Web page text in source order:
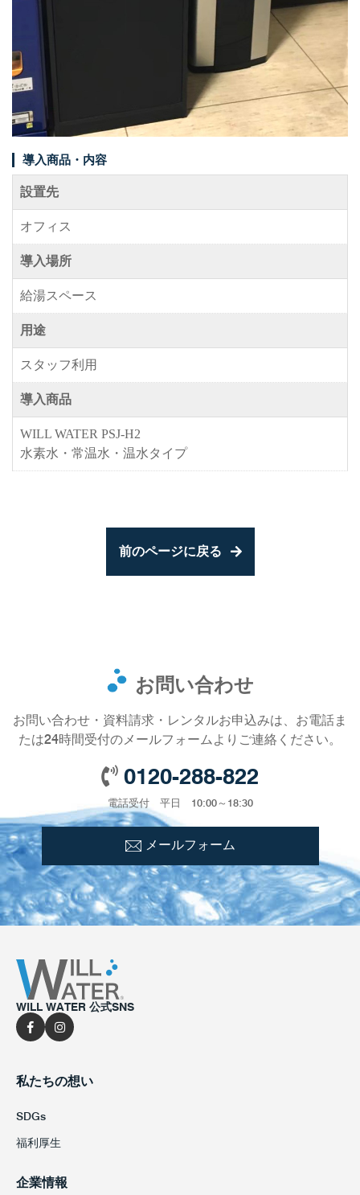
メニュー
事例紹介
メディア掲載情報
パートナー募集
0120-288-822
導入商品・内容
設置先
オフィス
導入場所
給湯スペース
用途
スタッフ利用
導入商品
WILL WATER PSJ-H2
水素水・常温水・温水タイプ
前のページに戻る
お問い合わせ
お問い合わせ・資料請求・レンタルお申込みは、お電話ま
たは24時間受付のメールフォームよりご連絡ください。
0120-288-822
電話受付 平日 10:00～18:30
メールフォーム
WILL WATER 公式SNS
私たちの想い
SDGs
福利厚生
企業情報